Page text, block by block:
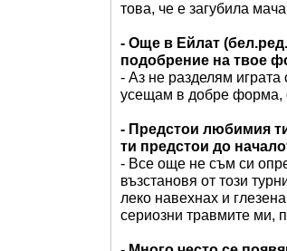
това, че е загубила
- Още в Ейлат
подобрение на твое
- Аз не разделям
усещам в добре форма,
- Предстои любимия
ти предстои до
- Все още не съм си
възстановя от този
леко навехнах и
сериозни травмите ми,